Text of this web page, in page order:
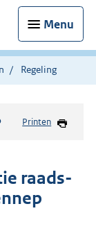
Menu
Regeling
Printen
raads-